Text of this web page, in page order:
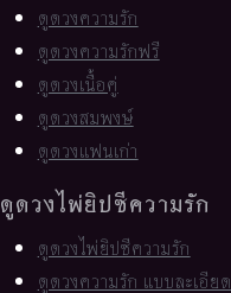
ดูดวงความรัก
ดูดวงความรักฟรี
ดูดวงเนื้อคู่
ดูดวงสมพงษ์
ดูดวงแฟนเก่า
ดูดวงไพ่ยิปซีความรัก
ดูดวงไพ่ยิปซีความรัก
ดูดวงความรัก แบบละเอียด